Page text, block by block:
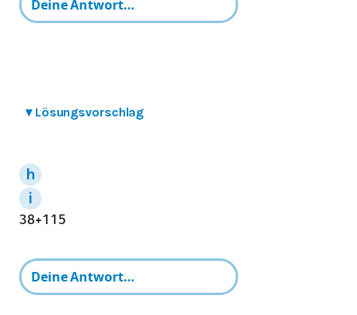
▾ Lösungsvorschlag
38+1 15